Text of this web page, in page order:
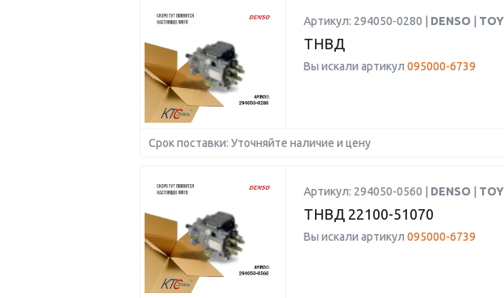
Артикул: 294050-0280 | DENSO
ТНВД
Вы искали артикул 095000-6739
Срок поставки: Уточняйте наличие и цену
Артикул: 294050-0560 | DENSO
ТНВД 22100-51070
Вы искали артикул 095000-6739